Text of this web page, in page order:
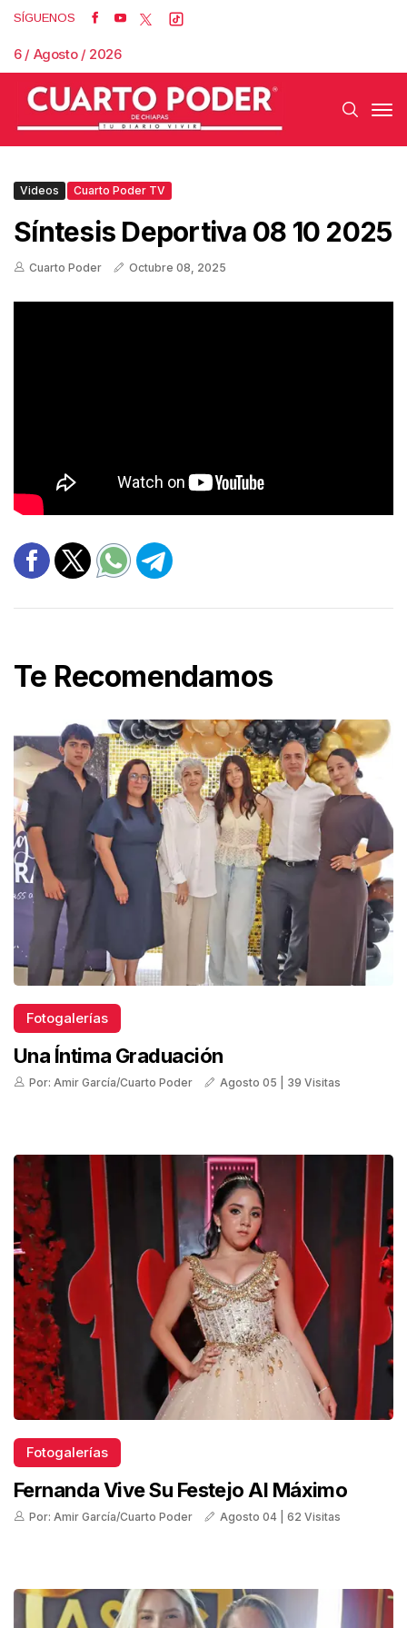
SÍGUENOS
6 / Agosto / 2026
Videos Cuarto Poder TV
Síntesis Deportiva 08 10 2025
Cuarto Poder Octubre 08, 2025
Te Recomendamos
Fotogalerías
Una Íntima Graduación
Por: Amir García/Cuarto Poder Agosto 05 | 39 Visitas
Fotogalerías
Fernanda Vive Su Festejo Al Máximo
Por: Amir García/Cuarto Poder Agosto 04 | 62 Visitas